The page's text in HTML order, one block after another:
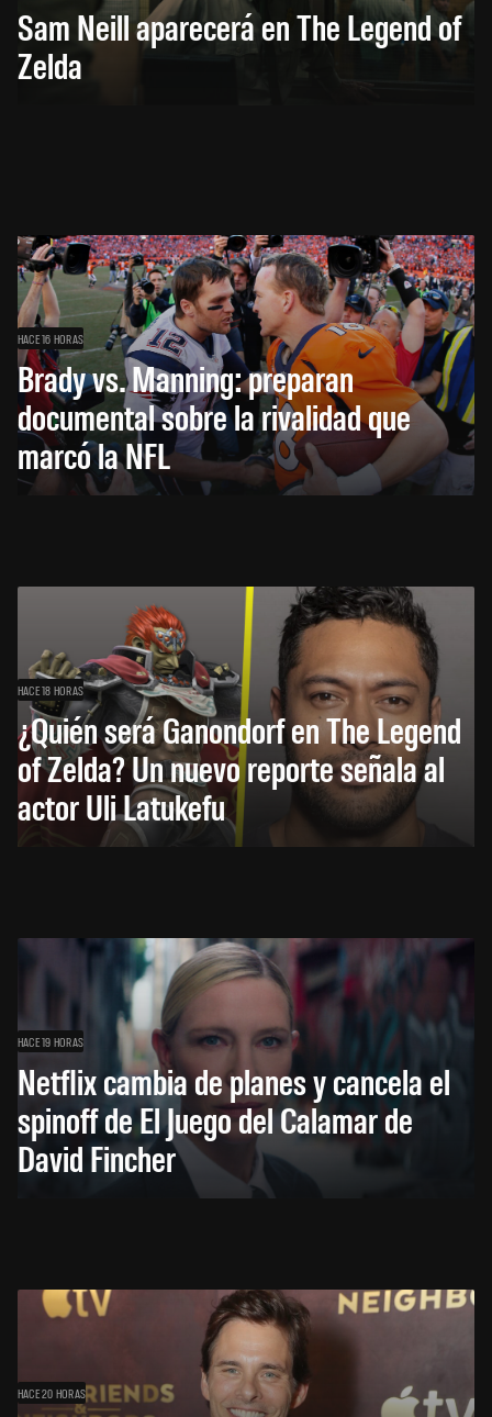
Sam Neill aparecerá en The Legend of
Zelda
HACE 16 HORAS
Brady vs. Manning: preparan
documental sobre la rivalidad que
marcó la NFL
HACE 18 HORAS
¿Quién será Ganondorf en The Legend
of Zelda? Un nuevo reporte señala al
actor Uli Latukefu
HACE 19 HORAS
Netflix cambia de planes y cancela el
spinoff de El Juego del Calamar de
David Fincher
HACE 20 HORAS